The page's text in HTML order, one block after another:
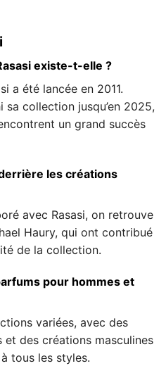
existe-t-elle ?
a été lancée en 2011.
sa collection jusqu’en 2025,
un grand succès
les créations
avec Rasasi, on retrouve
Haury, qui ont contribué
de la collection.
pour hommes et
variées, avec des
des créations masculines
tous les styles.